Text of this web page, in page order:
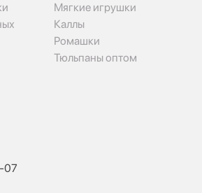
Мягкие игрушки
Каллы
Ромашки
Тюльпаны оптом
07